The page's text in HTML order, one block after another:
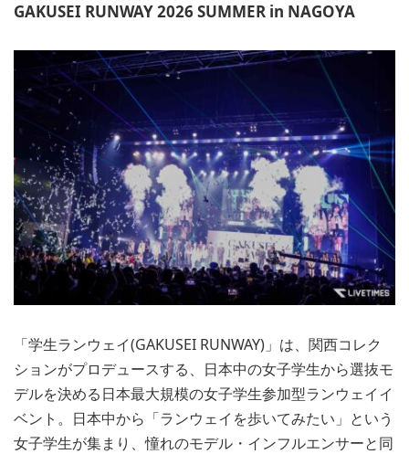
GAKUSEI RUNWAY 2026 SUMMER in NAGOYA
「学生ランウェイ(GAKUSEI RUNWAY)」は、関西コレク
ションがプロデュースする、日本中の女子学生から選抜モ
デルを決める日本最大規模の女子学生参加型ランウェイイ
ベント。日本中から「ランウェイを歩いてみたい」という
女子学生が集まり、憧れのモデル・インフルエンサーと同